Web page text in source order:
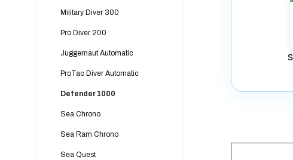
Military Diver 300
Pro Diver 200
Juggernaut Automatic
ProTac Diver Automatic
Defender 1000
Sea Chrono
Sea Ram Chrono
Sea Quest